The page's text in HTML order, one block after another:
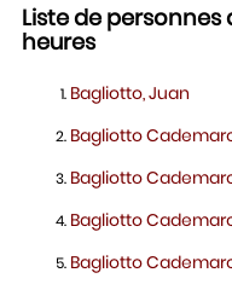
Liste de personnes
heures
Bagliotto, Juan
Bagliotto
Bagliotto
Bagliotto
Bagliotto